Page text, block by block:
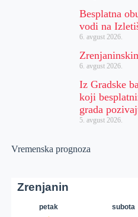
Besplatna
vodi na
6. avgust 2026.
6. avgust 2026.
Iz Gradske
koji
grada
5. avgust 2026.
Vremenska prognoza